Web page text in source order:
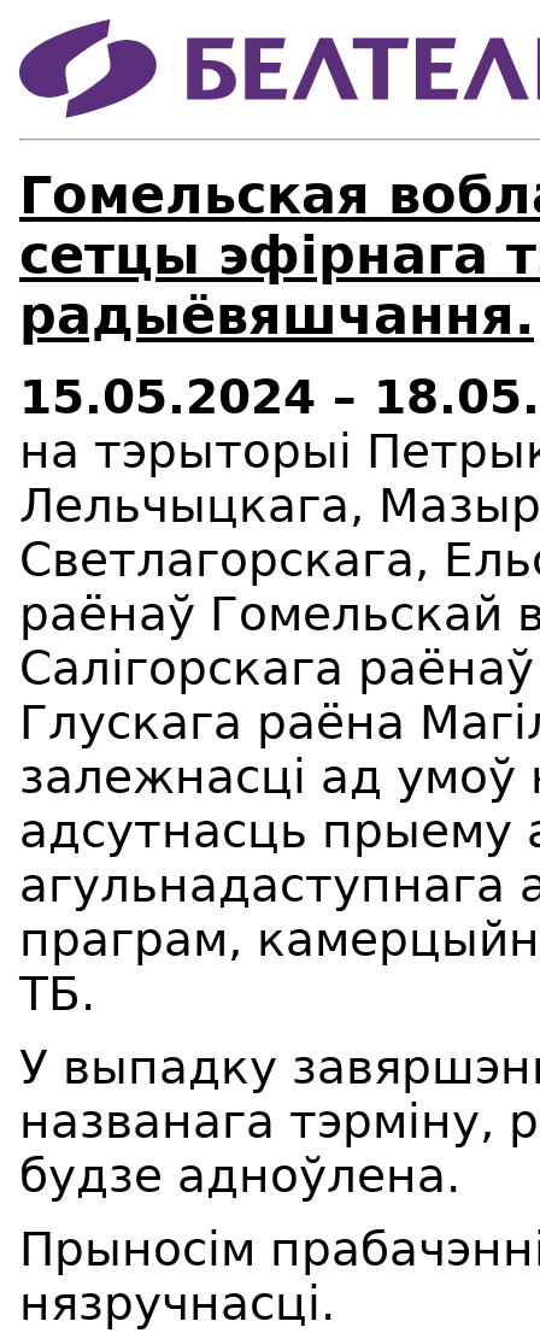
Гомельская
сетцы эфірнага
радыёвяшчання.
15.05.2024 –
на тэрыторыі
Лельчыцкага,
Светлагорскага,
раёнаў Гомельскай
Салігорскага
Глускага раёна
залежнасці ад умоў
адсутнасць прыему
агульнадаступнага
праграм,
ТБ.
У выпадку
названага тэрміну,
будзе адноўлена.
Прыносім
нязручнасці.